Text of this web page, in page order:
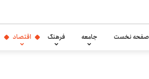
صفحه نخست جامعه فرهنگ اقتصاد